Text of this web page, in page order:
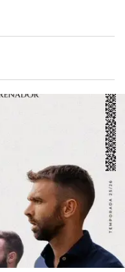
Gente viajera
Retornados
Operación Viuda
Galicia
Navarra
Televisión